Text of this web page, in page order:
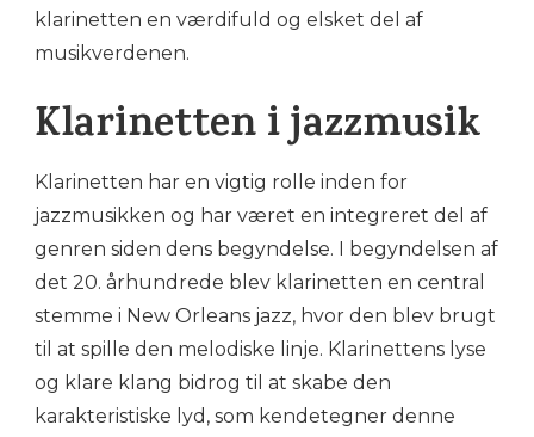
klarinetten en værdifuld og elsket del af
musikverdenen.
Klarinetten i jazzmusik
Klarinetten har en vigtig rolle inden for
jazzmusikken og har været en integreret del af
genren siden dens begyndelse. I begyndelsen af
det 20. århundrede blev klarinetten en central
stemme i New Orleans jazz, hvor den blev brugt
til at spille den melodiske linje. Klarinettens lyse
og klare klang bidrog til at skabe den
karakteristiske lyd, som kendetegner denne